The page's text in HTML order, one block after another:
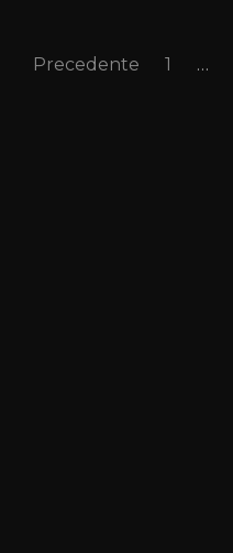
Precedente 1 …